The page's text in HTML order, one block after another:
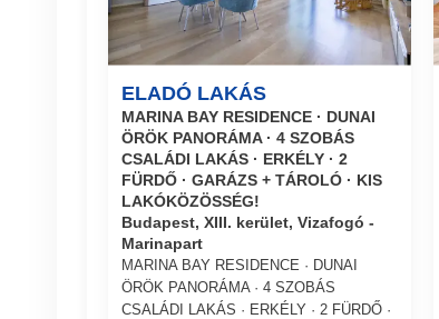
ELADÓ LAKÁS
MARINA BAY RESIDENCE · DUNAI
ÖRÖK PANORÁMA · 4 SZOBÁS
CSALÁDI LAKÁS · ERKÉLY · 2
FÜRDŐ · GARÁZS + TÁROLÓ · KIS
LAKÓKÖZÖSSÉG!
Budapest, XIII. kerület, Vizafogó -
Marinapart
MARINA BAY RESIDENCE · DUNAI
ÖRÖK PANORÁMA · 4 SZOBÁS
CSALÁDI LAKÁS · ERKÉLY · 2 FÜRDŐ ·